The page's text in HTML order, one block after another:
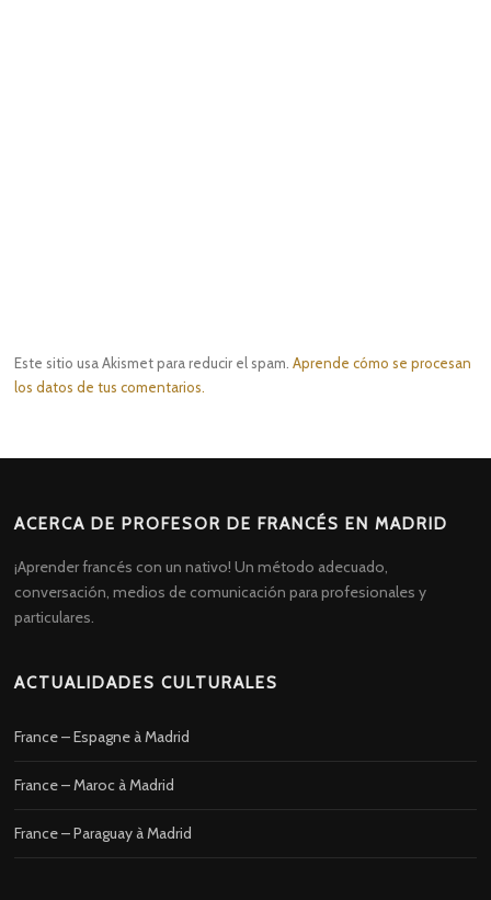
Este sitio usa Akismet para reducir el spam.Aprende cómo se procesan
los datos de tus comentarios.
ACERCA DE PROFESOR DE FRANCÉS EN MADRID
¡Aprender francés con un nativo! Un método adecuado,
conversación, medios de comunicación para profesionales y
particulares.
ACTUALIDADES CULTURALES
France – Espagne à Madrid
France – Maroc à Madrid
France – Paraguay à Madrid